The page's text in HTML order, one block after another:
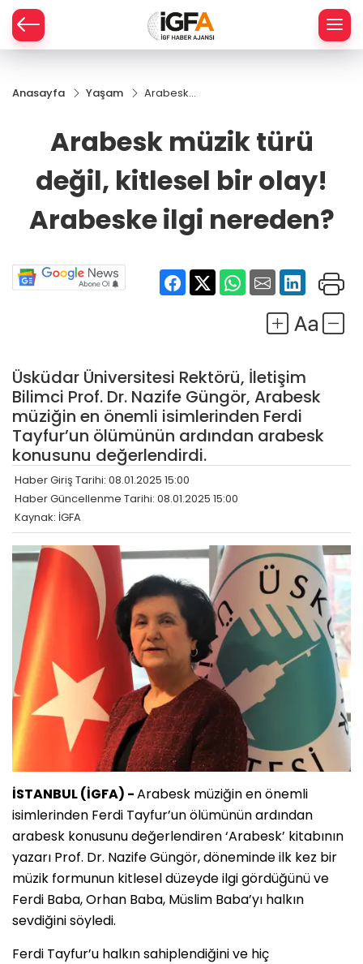
Anasayfa Yaşam
Arabesk
kitlesel bir
Arabeske
ilgi
nereden?
Arabesk müzik türü
değil, kitlesel bir olay!
Arabeske ilgi nereden?
Üsküdar Üniversitesi Rektörü, İletişim
Bilimci Prof. Dr. Nazife Güngör, Arabesk
müziğin en önemli isimlerinden Ferdi
Tayfur’un ölümünün ardından arabesk
konusunu değerlendirdi.
Haber Giriş Tarihi: 08.01.2025 15:00
Haber Güncellenme Tarihi: 08.01.2025 15:00
Kaynak: İGFA
İSTANBUL (İGFA) -Arabesk müziğin en önemli
isimlerinden Ferdi Tayfur’un ölümünün ardından
arabesk konusunu değerlendiren ‘Arabesk’ kitabının
yazarı Prof. Dr. Nazife Güngör, döneminde ilk kez bir
müzik formunun kitlesel düzeyde ilgi gördüğünü ve
Ferdi Baba, Orhan Baba, Müslim Baba’yı halkın
sevdiğini söyledi.
Ferdi Tayfur’u halkın sahiplendiğini ve hiç